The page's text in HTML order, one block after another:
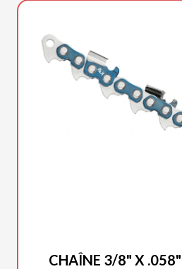
CHAÎNE 3/8" X